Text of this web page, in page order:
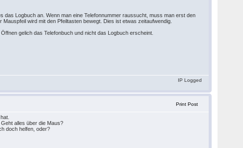
Logbuch an. Wenn man eine Telefonnummer raussucht, muss man erst den
wird mit den Pfeiltasten bewegt. Dies ist etwas zeitaufwendig.
gelich das Telefonbuch und nicht das Logbuch erscheint.
IP Logged
Print Post
alles über die Maus?
doch helfen, oder?